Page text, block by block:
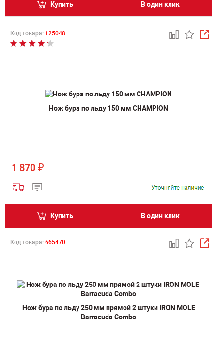
Купить В один клик
Код товара: 125048
Нож бура по льду 150 мм CHAMPION
1 870 ₽
Купить В один клик
Код товара: 665470
Нож бура по льду 250 мм прямой 2 штуки IRON MOLE
Barracuda Combo